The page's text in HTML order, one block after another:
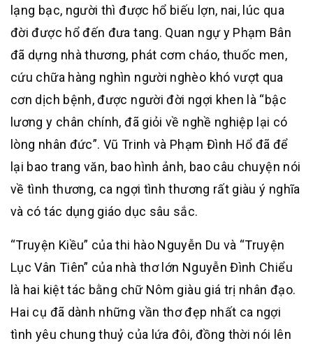
lạng bạc, người thì được hổ biếu lợn, nai, lúc qua
đời được hổ đến đưa tang. Quan ngự y Phạm Bân
đã dựng nhà thương, phát cơm cháo, thuốc men,
cứu chữa hàng nghìn người nghèo khó vượt qua
cơn dịch bệnh, được người đời ngợi khen là “bậc
lương y chân chính, đã giỏi về nghề nghiệp lại có
lòng nhân đức”. Vũ Trinh và Phạm Đình Hổ đã để
lại bao trang văn, bao hình ảnh, bao câu chuyện nói
về tình thương, ca ngợi tình thương rất giàu ý nghĩa
và có tác dụng giáo dục sâu sắc.
“Truyện Kiều” của thi hào Nguyễn Du và “Truyện
Lục Vân Tiên” của nhà thơ lớn Nguyễn Đình Chiểu
là hai kiệt tác bằng chữ Nôm giàu giá trị nhân đạo.
Hai cụ đã dành những vần thơ đẹp nhất ca ngợi
tình yêu chung thuỷ của lứa đôi, đồng thời nói lên